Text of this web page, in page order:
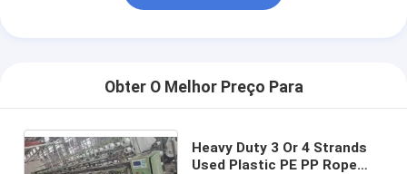
Obter O Melhor Preço Para
Heavy Duty 3 Or 4 Strands
Used Plastic PE PP Rope